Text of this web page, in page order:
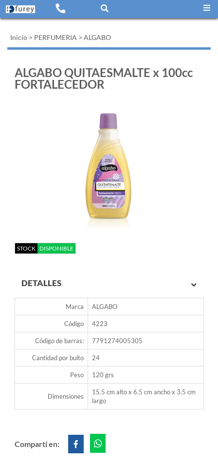
Inicio > PERFUMERIA > ALGABO
ALGABO QUITAESMALTE x 100cc
FORTALECEDOR
STOCK DISPONIBLE
DETALLES
Marca ALGABO
Código 4223
Código de barras: 7791274005305
Cantidad por bulto 24
Peso 120 grs
Dimensiones
15.5 cm alto x 6.5 cm ancho x 3.5 cm
largo
Compartí en: